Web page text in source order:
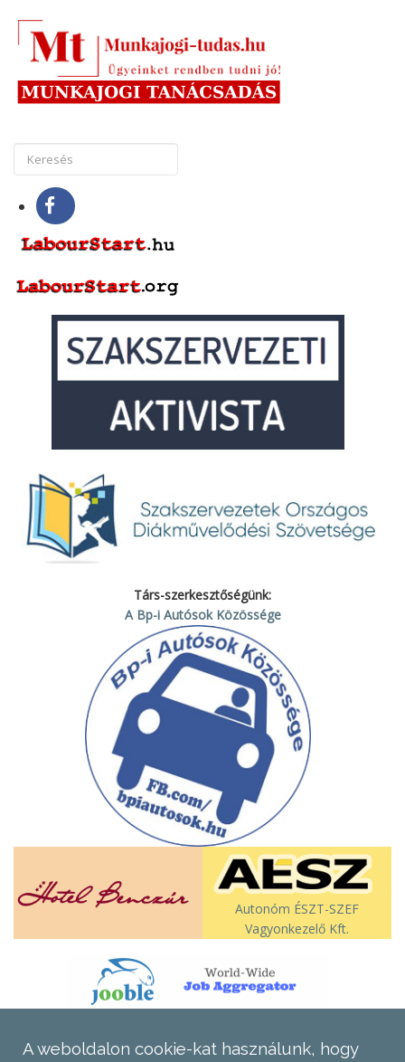
Társ-szerkesztőségünk:
A Bp-i Autósok Közössége
Autonóm ÉSZT-SZEF
Vagyonkezelő Kft.
A weboldalon cookie-kat használunk, hogy